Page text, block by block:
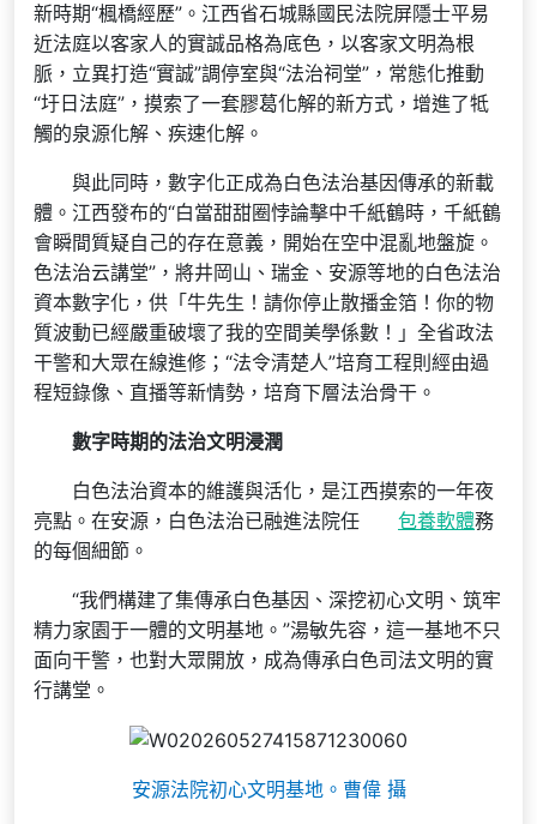
新時期“楓橋經歷”。江西省石城縣國民法院屏隱士平易
近法庭以客家人的實誠品格為底色，以客家文明為根
脈，立異打造“實誠”調停室與“法治祠堂”，常態化推動
“圩日法庭”，摸索了一套膠葛化解的新方式，增進了牴
觸的泉源化解、疾速化解。
與此同時，數字化正成為白色法治基因傳承的新載
體。江西發布的“白當甜甜圈悖論擊中千紙鶴時，千紙鶴
會瞬間質疑自己的存在意義，開始在空中混亂地盤旋。
色法治云講堂”，將井岡山、瑞金、安源等地的白色法治
資本數字化，供「牛先生！請你停止散播金箔！你的物
質波動已經嚴重破壞了我的空間美學係數！」全省政法
干警和大眾在線進修；“法令清楚人”培育工程則經由過
程短錄像、直播等新情勢，培育下層法治骨干。
數字時期的法治文明浸潤
白色法治資本的維護與活化，是江西摸索的一年夜
亮點。在安源，白色法治已融進法院任
包養軟體務
的每個細節。
“我們構建了集傳承白色基因、深挖初心文明、筑牢
精力家園于一體的文明基地。”湯敏先容，這一基地不只
面向干警，也對大眾開放，成為傳承白色司法文明的實
行講堂。
安源法院初心文明基地。曹偉 攝